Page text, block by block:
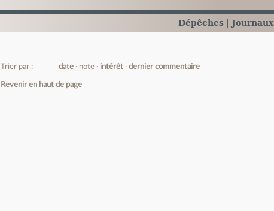
Dépêches Journaux
Trier par : date note intérêt dernier commentaire
Revenir en haut de page